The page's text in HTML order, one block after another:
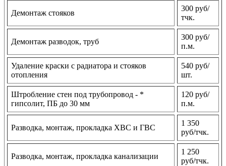
Демонтаж стояков
300 руб/
тчк.
Демонтаж разводок, труб
300 руб/
п.м.
Удаление краски с радиатора и стояков
отопления
540 руб/
шт.
Штробление стен под трубопровод - *
гипсолит, ПБ до 30 мм
120 руб/
п.м.
Разводка, монтаж, прокладка ХВС и ГВС
1 350
руб/тчк.
Разводка, монтаж, прокладка канализации
1 250
руб/тчк.